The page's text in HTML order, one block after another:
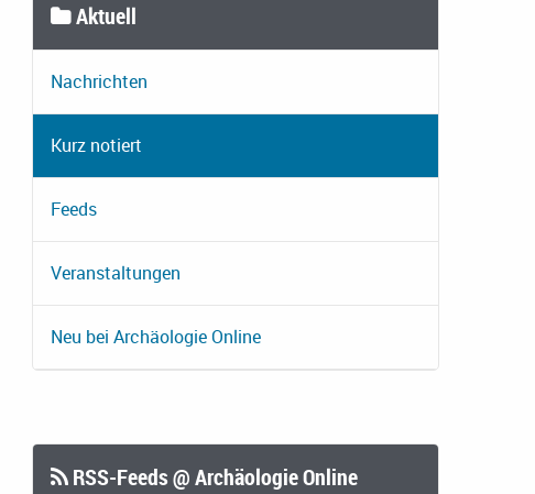
Aktuell
Nachrichten
Kurz notiert
Feeds
Veranstaltungen
Neu bei Archäologie Online
RSS-Feeds @ Archäologie Online